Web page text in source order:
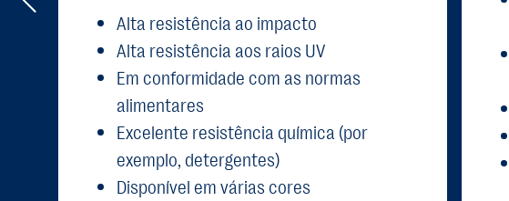
Alta resistência ao impacto
Alta resistência aos raios UV
Em conformidade com as normas
alimentares
Excelente resistência química (por
exemplo, detergentes)
Disponível em várias cores